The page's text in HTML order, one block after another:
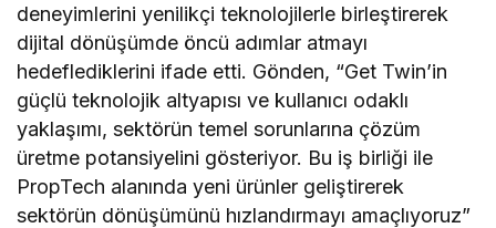
deneyimlerini yenilikçi teknolojilerle birleştirerek
dijital dönüşümde öncü adımlar atmayı
hedeflediklerini ifade etti. Gönden, “Get Twin’in
güçlü teknolojik altyapısı ve kullanıcı odaklı
yaklaşımı, sektörün temel sorunlarına çözüm
üretme potansiyelini gösteriyor. Bu iş birliği ile
PropTech alanında yeni ürünler geliştirerek
sektörün dönüşümünü hızlandırmayı amaçlıyoruz”